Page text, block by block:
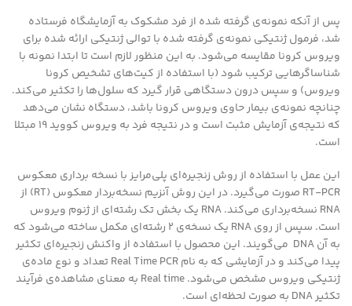
پس از آنکه نمونه‌ی گرفته شده از فرد مشکوک به آزمایشگاه فرستاده
شد، فرمول ژنتیکی نمونه‌ی گرفته شده با توالی ژنتیکی ارائه شده برای
ویروس کرونا مقایسه می‌شود. به این منظور لازم است تا ابتدا نمونه با
شناساگرهایی ترکیب شود (با استفاده از کیت‌های تشخیص کرونا
ویروس) و سپس درون دستگاهی قرار گیرد که سلول‌ها را تکثیر می‌کند.
چنانچه نمونه‌ی بیمار حاوی ویروس کرونا باشد، دستگاه نشان می‌دهد
که نتیجه‌ی آزمایش مثبت است و در نتیجه فرد به ویروس کووید ۱۹ مبتلا
است.
این عمل با استفاده از روش زنجیره‌ای پلی‌مرایز با نسخه برداری معکوس
RT-PCR صورت می‌گیرد. در این روش آنزیم نسخه‌بردار معکوس (RT) از
RNA نسخه‌برداری ‌می‌کند. RNA یک بخش تک رشته‌ای از ژنوم ویروس
است. سپس از روی RNA یک نسخه‌ی ۲ رشته‌ای مکمل ساخته می‌شود که
به آن DNA می‌گویند. این محصول با استفاده از واکنش زنجیره‌ای تکثیر
پیدا می‌کند و در آزمایشی که به نام Real Time PCR تعداد و نوع ماده‌ی
ژنتیکی ویروس مشخص می‌شود. Real time به معنای مشاهده‌ی فرآیند
تکثیر DNA به صورت لحظه‌ای است.